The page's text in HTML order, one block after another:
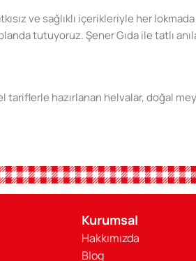
ve sağlıklı içerikleriyle her
tutuyoruz. Şener Gıda ile tatlı
tariflerle hazırlanan helvalar, doğal
ve sağlıklı ürünlerimizle
Sağlıklı beslenmenin ve doğal
Kurumsal
Hakkımızda
Blog